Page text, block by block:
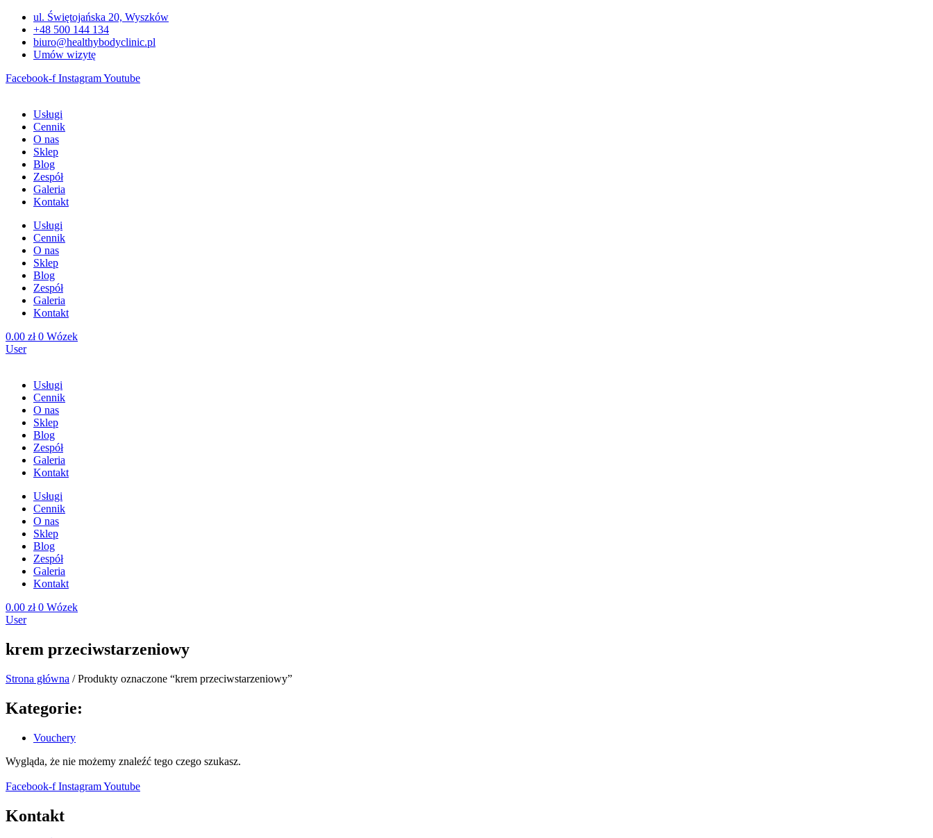
Przejdź
treści
ul. Świętojańska 20, Wyszków
+48 500 144 134
biuro@healthybodyclinic.pl
Umów wizytę
Facebook-f InstagramYoutube
Usługi
Cennik
O nas
Sklep
Blog
Zespół
Galeria
Kontakt
Usługi
Cennik
O nas
Sklep
Blog
Zespół
Galeria
Kontakt
0.00 zł 0 Wózek
User
Usługi
Cennik
O nas
Sklep
Blog
Zespół
Galeria
Kontakt
Usługi
Cennik
O nas
Sklep
Blog
Zespół
Galeria
Kontakt
0.00 zł 0 Wózek
User
krem przeciwstarzeniowy
Strona główna / Produkty oznaczone “krem przeciwstarzeniowy”
Kategorie:
Vouchery
Wygląda, że nie możemy znaleźć tego czego szukasz.
Facebook-f InstagramYoutube
Kontakt